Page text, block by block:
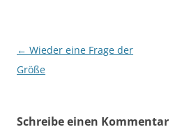
Beitragsnavigation
← Wieder eine Frage der
Größe
Schreibe einen Kommentar